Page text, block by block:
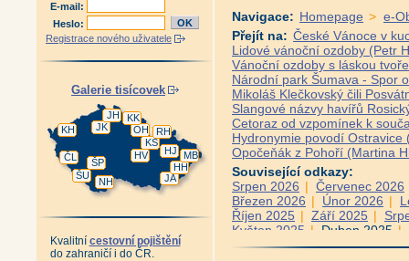
E-mail:
Heslo:
Registrace nového uživatele
Galerie tisícovek
JA
HH
MB
HJ
HV
NH
KS
RH
ŠP
ŠU
OH
JK
KK
ČL
JH
KH
Kvalitní cestovní pojištění
do zahraničí i do ČR.
Navigace: Homepage > e-
Přejít na: České Vánoce v
Lidové vánoční ozdoby (Petr
Vánoční ozdoby s láskou
Národní park Šumava - Spor
Mikoláš Klečkovský čili
Slangové názvy havířů
Cetoraz od vzpomínek k
Hydronymie povodí
Opočeňák z Pohoří (Martina
Související odkazy:
Srpen 2026 | Červenec 2026
Březen 2026 | Únor 2026 |
Říjen 2025 | Září 2025 |
Květen 2025 | Duben 2025 |
Prosinec 2024|Listopad